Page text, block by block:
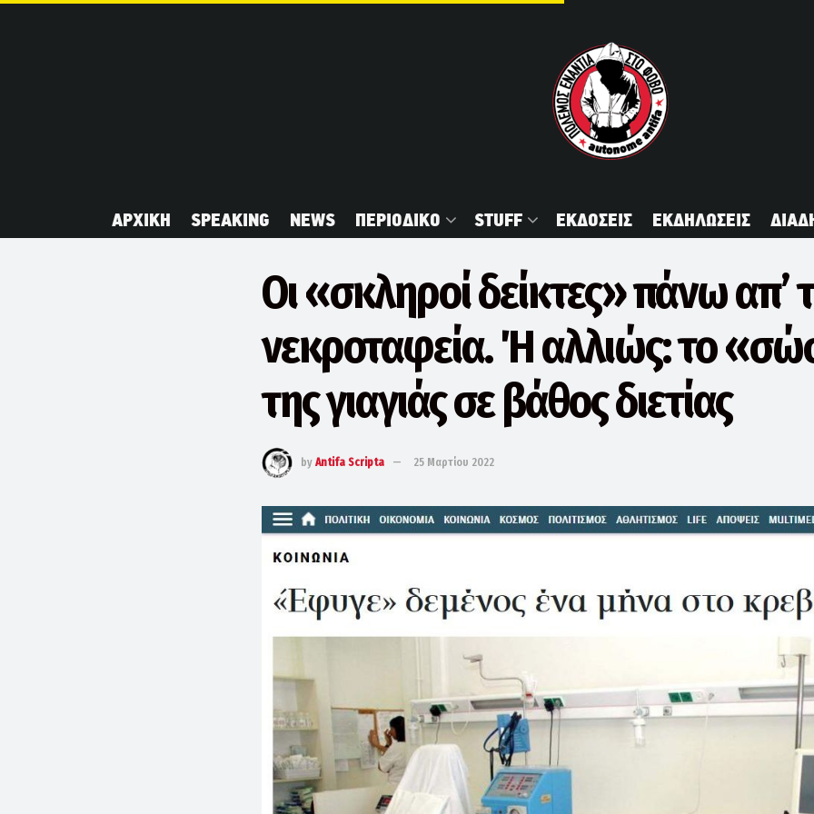
ΑΡΧΙΚΗ SPEAKING NEWS ΠΕΡΙΟΔΙΚΟ STUFF ΕΚΔΟΣΕΙΣ ΕΚΔΗΛΩΣΕΙΣ
Οι «σκληροί δείκτες» πάνω απ’
νεκροταφεία. Ή αλλιώς: το
της γιαγιάς σε βάθος διετίας
by Antifa Scripta 25 Μαρτίου 2022